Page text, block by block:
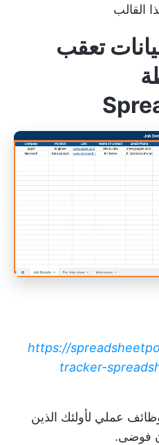
القالب
تعقب
https://
tracker-
عملي لأولئك الذين
فوضى.